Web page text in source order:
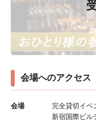
会場へのアクセス
会場
完全貸切イベ
新宿国際ビル